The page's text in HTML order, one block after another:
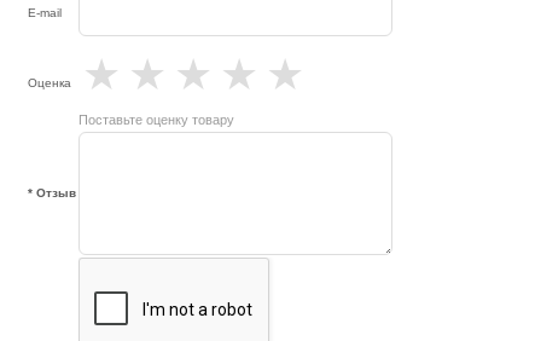
E-mail
Оценка ★
★
★
★
★
Поставьте оценку товару
* Отзыв